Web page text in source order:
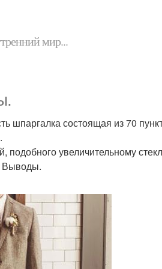
мир...
шпаргалка состоящая из 70
увеличительному
Выводы.